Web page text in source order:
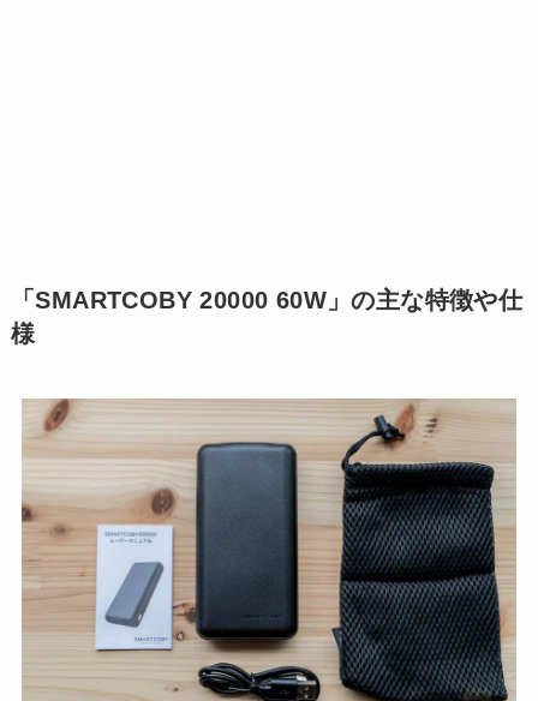
「SMARTCOBY 20000 60W」の主な特徴や仕
様